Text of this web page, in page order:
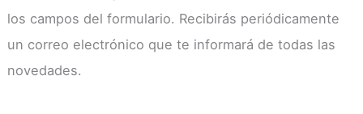
los campos del formulario. Recibirás periódicamente
un correo electrónico que te informará de todas las
novedades.